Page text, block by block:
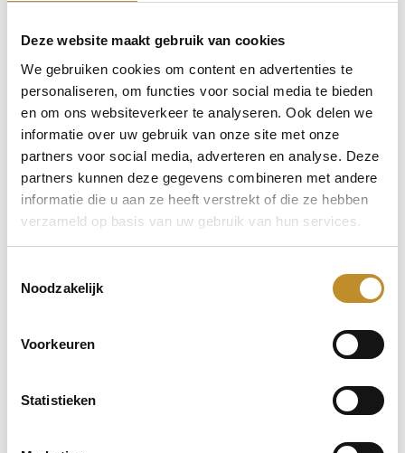
Deze website maakt gebruik van cookies
We gebruiken cookies om content en advertenties te
personaliseren, om functies voor social media te bieden
en om ons websiteverkeer te analyseren. Ook delen we
informatie over uw gebruik van onze site met onze
partners voor social media, adverteren en analyse. Deze
partners kunnen deze gegevens combineren met andere
informatie die u aan ze heeft verstrekt of die ze hebben
verzameld op basis van uw gebruik van hun services.
Noodzakelijk
Voorkeuren
Statistieken